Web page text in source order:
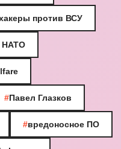
против ВСУ
НАТО
#Павел Глазков
#вредоносное ПО